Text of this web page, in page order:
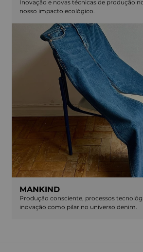
Inovação e novas técnicas de produção
nosso impacto ecológico.
MANKIND
Produção consciente, processos
inovação como pilar no universo denim.